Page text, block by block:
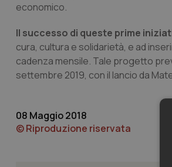
economico.
Il successo di queste prime
cura, cultura e solidarietà, e ad
cadenza mensile. Tale progetto
settembre 2019, con il lancio da
08 Maggio 2018
© Riproduzione riservata